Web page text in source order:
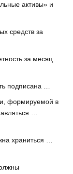
активы» и
средств за
за месяц
подписана …
формируемой в
…
храниться …